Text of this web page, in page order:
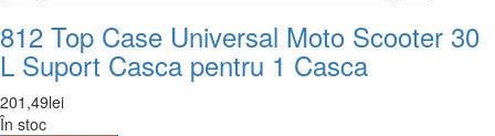
812 Top Case Universal Moto Scooter 30
L Suport Casca pentru 1 Casca
201 ,49lei
În stoc